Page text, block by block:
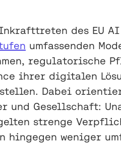
des EU
umfassenden
regulatorische
ihrer digitalen
Dabei
und Gesellschaft:
strenge
hingegen weniger